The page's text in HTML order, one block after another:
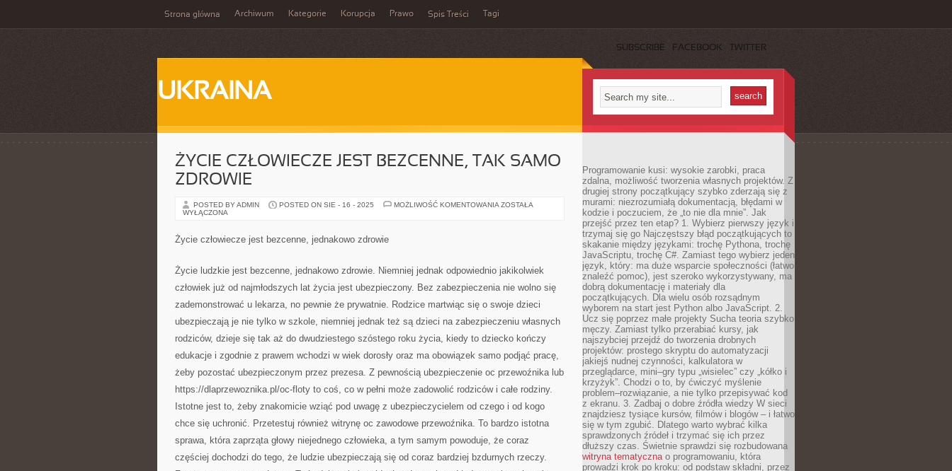
Strona główna Archiwum Kategorie Korupcja Prawo Spis Treści Tagi
SUBSCRIBE FACEBOOK TWITTER
UKRAINA
ŻYCIE CZŁOWIECZE JEST BEZCENNE, TAK SAMO
ZDROWIE
POSTED BY ADMIN POSTED ON SIE - 16 - 2025 MOŻLIWOŚĆ KOMENTOWANIA ŻYCIE
ZOSTAŁA
WYŁĄCZONA
Życie człowiecze jest bezcenne, jednakowo zdrowie
Życie ludzkie jest bezcenne, jednakowo zdrowie. Niemniej jednak odpowiednio jakikolwiek
człowiek już od najmłodszych lat życia jest ubezpieczony. Bez zabezpieczenia nie wolno się
zademonstrować u lekarza, no pewnie że prywatnie. Rodzice martwiąc się o swoje dzieci
ubezpieczają je nie tylko w szkole, niemniej jednak też są dzieci na zabezpieczeniu własnych
rodziców, dzieje się tak aż do dwudziestego szóstego roku życia, kiedy to dziecko kończy
edukacje i zgodnie z prawem wchodzi w wiek dorosły oraz ma obowiązek samo podjąć pracę,
żeby pozostać ubezpieczonym przez prezesa. Z pewnością ubezpieczenie oc przewoźnika lub
https://dlaprzewoznika.pl/oc-floty to coś, co w pełni może zadowolić rodziców i całe rodziny.
Istotne jest to, żeby znakomicie wziąć pod uwagę z ubezpieczycielem od czego i od kogo
chce się uchronić. Przetestuj również witrynę oc zawodowe przewoźnika. To bardzo istotna
sprawa, która zaprząta głowy niejednego człowieka, a tym samym powoduje, że coraz
częściej dochodzi do tego, że ludzie ubezpieczają się od coraz bardziej bzdurnych rzeczy.
Programowanie kusi: wysokie zarobki, praca
zdalna, możliwość tworzenia własnych projektów. Z
drugiej strony początkujący szybko zderzają się z
murami: niezrozumiałą dokumentacją, błędami w
kodzie i poczuciem, że „to nie dla mnie”. Jak
przejść przez ten etap? 1. Wybierz pierwszy język i
trzymaj się go Najczęstszy błąd początkujących to
skakanie między językami: trochę Pythona, trochę
JavaScriptu, trochę C#. Zamiast tego wybierz jeden
język, który: ma duże wsparcie społeczności (łatwo
znaleźć pomoc), jest szeroko wykorzystywany, ma
dobrą dokumentację i materiały dla
początkujących. Dla wielu osób rozsądnym
wyborem na start jest Python albo JavaScript. 2.
Ucz się poprzez małe projekty Sucha teoria szybko
męczy. Zamiast tylko przerabiać kursy, jak
najszybciej przejdź do tworzenia drobnych
projektów: prostego skryptu do automatyzacji
jakiejś nudnej czynności, kalkulatora w
przeglądarce, mini–gry typu „wisielec” czy „kółko i
krzyżyk”. Chodzi o to, by ćwiczyć myślenie
problem–rozwiązanie, a nie tylko przepisywać kod
z ekranu. 3. Zadbaj o dobre źródła wiedzy W sieci
znajdziesz tysiące kursów, filmów i blogów – i łatwo
się w tym zgubić. Dlatego warto wybrać kilka
sprawdzonych źródeł i trzymać się ich przez
dłuższy czas. Świetnie sprawdzi się rozbudowana
witryna tematycznao programowaniu, która
prowadzi krok po kroku: od podstaw składni, przez